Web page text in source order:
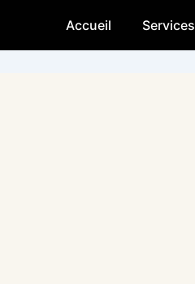
Accueil Services